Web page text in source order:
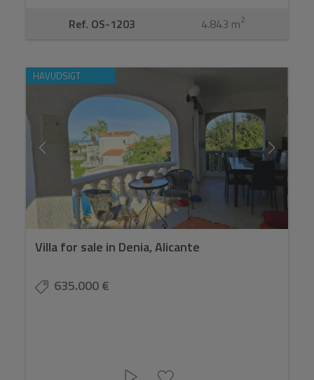
Ref. OS-1203 4.843 m2
HAVUDSIGT
Villa for sale in Denia, Alicante
635.000 €